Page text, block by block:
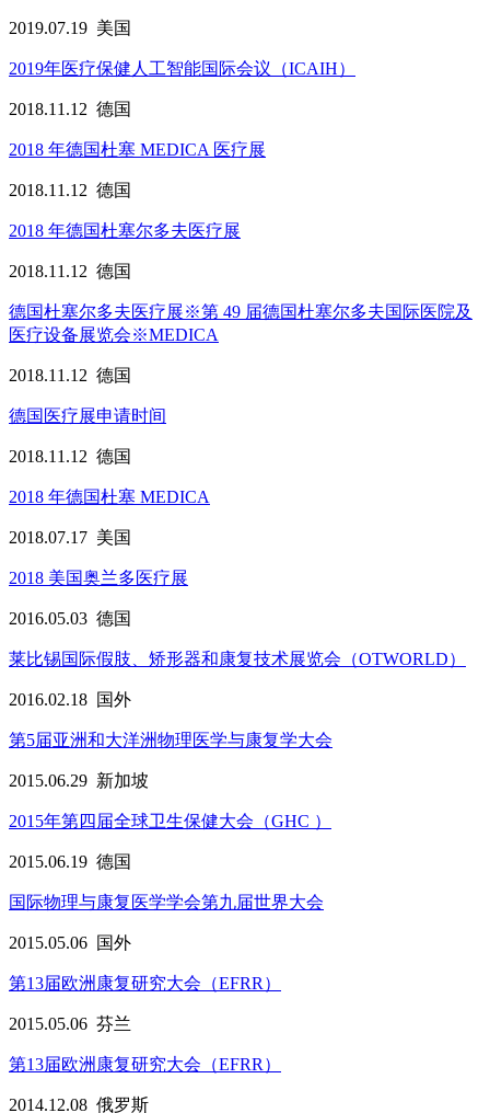
2019.07.19 美国
2019年医疗保健人工智能国际会议（ICAIH）
2018.11.12 德国
2018 年德国杜塞 MEDICA 医疗展
2018.11.12 德国
2018 年德国杜塞尔多夫医疗展
2018.11.12 德国
德国杜塞尔多夫医疗展※第 49 届德国杜塞尔多夫国际医院及
医疗设备展览会※MEDICA
2018.11.12 德国
德国医疗展申请时间
2018.11.12 德国
2018 年德国杜塞 MEDICA
2018.07.17 美国
2018 美国奥兰多医疗展
2016.05.03 德国
莱比锡国际假肢、矫形器和康复技术展览会（OTWORLD）
2016.02.18 国外
第5届亚洲和大洋洲物理医学与康复学大会
2015.06.29 新加坡
2015年第四届全球卫生保健大会（GHC ）
2015.06.19 德国
国际物理与康复医学学会第九届世界大会
2015.05.06 国外
第13届欧洲康复研究大会（EFRR）
2015.05.06 芬兰
第13届欧洲康复研究大会（EFRR）
2014.12.08 俄罗斯